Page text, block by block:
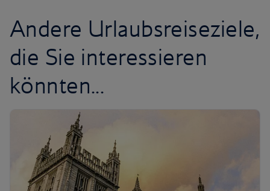
Andere Urlaubsreiseziele,
die Sie interessieren
könnten...